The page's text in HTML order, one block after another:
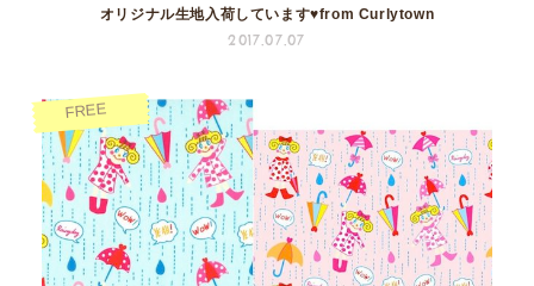
オリジナル生地入荷しています♥from Curlytown
2017.07.07
FREE